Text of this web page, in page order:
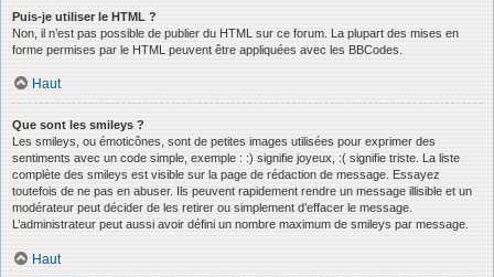
Puis-je utiliser le HTML ?
Non, il n’est pas possible de publier du HTML sur ce forum. La plupart des mises en
forme permises par le HTML peuvent être appliquées avec les BBCodes.
Haut
Que sont les smileys ?
Les smileys, ou émoticônes, sont de petites images utilisées pour exprimer des
sentiments avec un code simple, exemple : :) signifie joyeux, :( signifie triste. La liste
complète des smileys est visible sur la page de rédaction de message. Essayez
toutefois de ne pas en abuser. Ils peuvent rapidement rendre un message illisible et un
modérateur peut décider de les retirer ou simplement d’effacer le message.
L’administrateur peut aussi avoir défini un nombre maximum de smileys par message.
Haut